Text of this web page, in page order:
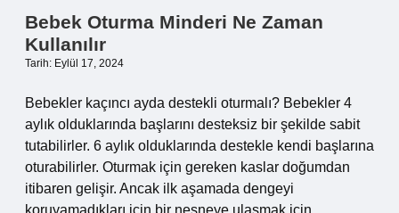
Bebek Oturma Minderi Ne Zaman
Kullanılır
Tarih: Eylül 17, 2024
Bebekler kaçıncı ayda destekli oturmalı? Bebekler 4
aylık olduklarında başlarını desteksiz bir şekilde sabit
tutabilirler. 6 aylık olduklarında destekle kendi başlarına
oturabilirler. Oturmak için gereken kaslar doğumdan
itibaren gelişir. Ancak ilk aşamada dengeyi
koruyamadıkları için bir nesneye ulaşmak için